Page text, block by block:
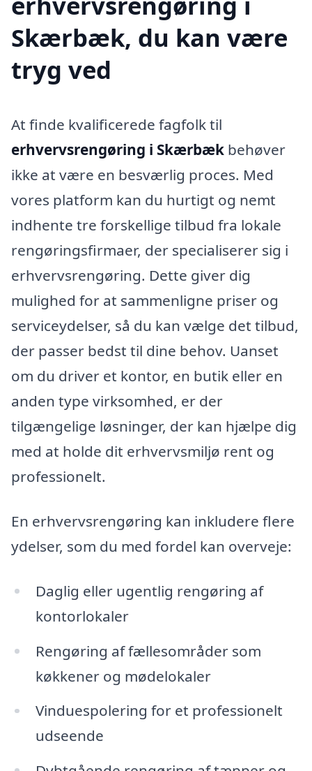
Skærbæk, du kan være
tryg ved
At finde kvalificerede fagfolk til
erhvervsrengøring i Skærbæk behøver
ikke at være en besværlig proces. Med
vores platform kan du hurtigt og nemt
indhente tre forskellige tilbud fra lokale
rengøringsfirmaer, der specialiserer sig i
erhvervsrengøring. Dette giver dig
mulighed for at sammenligne priser og
serviceydelser, så du kan vælge det tilbud,
der passer bedst til dine behov. Uanset
om du driver et kontor, en butik eller en
anden type virksomhed, er der
tilgængelige løsninger, der kan hjælpe dig
med at holde dit erhvervsmiljø rent og
professionelt.
En erhvervsrengøring kan inkludere flere
ydelser, som du med fordel kan overveje:
Daglig eller ugentlig rengøring af
kontorlokaler
Rengøring af fællesområder som
køkkener og mødelokaler
Vinduespolering for et professionelt
udseende